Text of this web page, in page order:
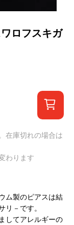
ロフスキガ
在庫切れの場合は
わります
ム製のピアスは結
－です。
してアレルギーの